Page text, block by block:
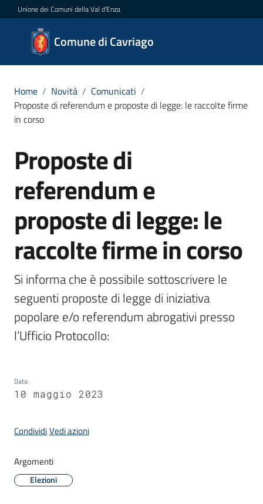
Vai al contenuto
Vai alla navigazione
Vai al footer
Unione dei Comuni della Val d'Enza
Comune di Cavriago
Comune
di
Amministrazione
Novità
Menu selezionato
Servizi
Vivere
Cavriago
a
v
a
g
e
v
i
Home / Novità / Comunicati /
Proposte di referendum e proposte di legge: le raccolte firme
in corso
Salta al contenuto
Proposte di
referendum e
proposte di legge: le
raccolte firme in corso
Si informa che è possibile sottoscrivere le
seguenti proposte di legge di iniziativa
popolare e/o referendum abrogativi presso
l’Ufficio Protocollo:
Data:
10 maggio 2023
CondividiVedi azioni
Argomenti
Elezioni